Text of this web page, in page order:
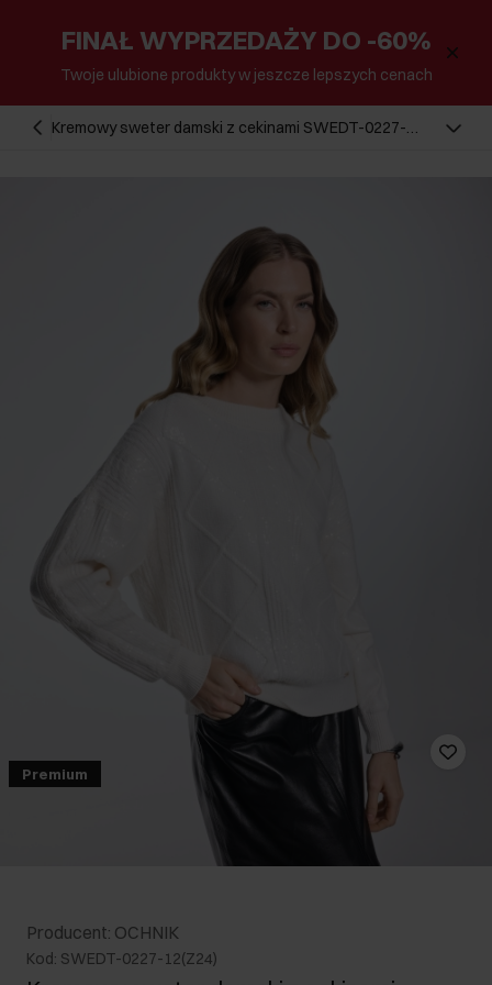
FINAŁ WYPRZEDAŻY DO -60%
Twoje ulubione produkty w jeszcze lepszych cenach
Kremowy sweter damski z cekinami SWEDT-0227-
Premium
Producent: OCHNIK
Kod: SWEDT-0227-12(Z24)